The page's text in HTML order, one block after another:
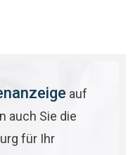
auf
auch Sie die
für Ihr